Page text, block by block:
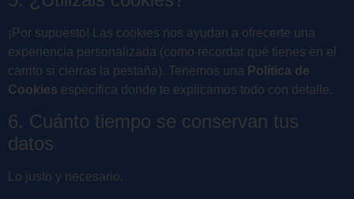
¡Por supuesto! Las cookies nos ayudan a ofrecerte una
experiencia personalizada (como recordar qué tienes en el
carrito si cierras la pestaña). Tenemos una Política de
Cookies específica donde te explicamos todo con detalle.
6. Cuánto tiempo se conservan tus
datos
Lo justo y necesario.